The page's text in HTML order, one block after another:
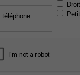
téléphone :